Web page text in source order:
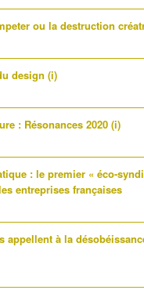
ou la destruction
design (i)
: Résonances 2020 (i)
: le premier « éco-
entreprises françaises
appellent à la